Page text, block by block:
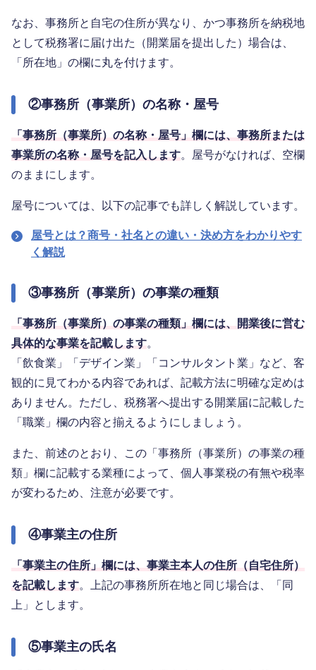
なお、事務所と自宅の住所が異なり、かつ事務所を納税地
として税務署に届け出た（開業届を提出した）場合は、
「所在地」の欄に丸を付けます。
②事務所（事業所）の名称・屋号
「事務所（事業所）の名称・屋号」欄には、事務所または
事業所の名称・屋号を記入します。屋号がなければ、空欄
のままにします。
屋号については、以下の記事でも詳しく解説しています。
屋号とは？商号・社名との違い・決め方をわかりやす
く解説
③事務所（事業所）の事業の種類
「事務所（事業所）の事業の種類」欄には、開業後に営む
具体的な事業を記載します。
「飲食業」「デザイン業」「コンサルタント業」など、客
観的に見てわかる内容であれば、記載方法に明確な定めは
ありません。ただし、税務署へ提出する開業届に記載した
「職業」欄の内容と揃えるようにしましょう。
また、前述のとおり、この「事務所（事業所）の事業の種
類」欄に記載する業種によって、個人事業税の有無や税率
が変わるため、注意が必要です。
④事業主の住所
「事業主の住所」欄には、事業主本人の住所（自宅住所）
を記載します。上記の事務所所在地と同じ場合は、「同
上」とします。
⑤事業主の氏名